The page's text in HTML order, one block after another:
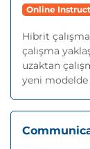
Online
Hibrit
çalışma
uzaktan
yeni